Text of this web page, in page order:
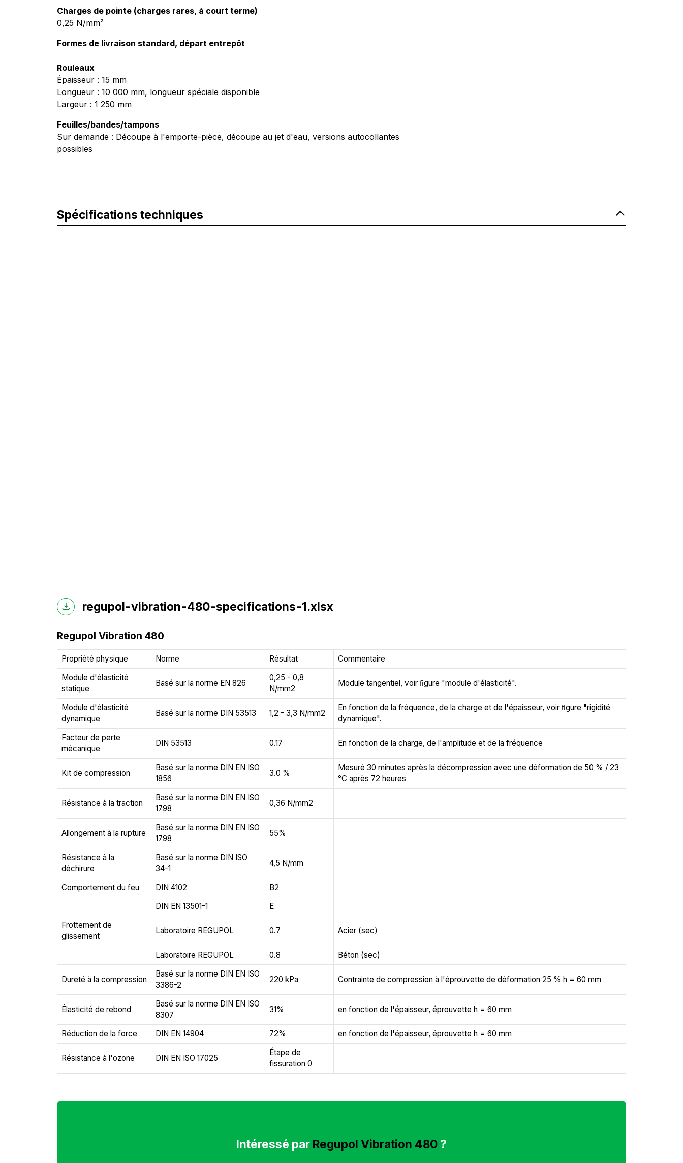
Charges de pointe (charges rares, à court terme)
0,25 N/mm²
Formes de livraison standard, départ entrepôt
Rouleaux
Épaisseur : 15 mm
Longueur : 10 000 mm, longueur spéciale disponible
Largeur : 1 250 mm
Feuilles/bandes/tampons
Sur demande : Découpe à l'emporte-pièce, découpe au jet d'eau, versions autocollantes
possibles
Spécifications techniques
regupol-vibration-480-specifications-1.xlsx
Regupol Vibration 480
Propriété physique Norme Résultat
Commentaire
Module d'élasticité
statique
Basé sur la norme EN 826
0,25 - 0,8
N/mm2
Module tangentiel, voir ﬁgure "module d'élasticité".
Module d'élasticité
dynamique
Basé sur la norme DIN 53513 1,2 - 3,3 N/mm2
En fonction de la fréquence, de la charge et de l'épaisseur, voir ﬁgure "rigidité
dynamique".
Facteur de perte
mécanique
DIN 53513 0.17 En fonction de la charge, de l'amplitude et de la fréquence
Kit de compression
Basé sur la norme DIN EN ISO
1856
3.0 %
Mesuré 30 minutes après la décompression avec une déformation de 50 % / 23
°C après 72 heures
Résistance à la traction
Basé sur la norme DIN EN ISO
1798
0,36 N/mm2
Allongement à la rupture
Basé sur la norme DIN EN ISO
1798
55%
Résistance à la
déchirure
Basé sur la norme DIN ISO
34-1
4,5 N/mm
Comportement du feu DIN 4102
B2
DIN EN 13501-1
E
Frottement de
glissement
Laboratoire REGUPOL 0.7 Acier (sec)
Laboratoire REGUPOL 0.8 Béton (sec)
Dureté à la compression
Basé sur la norme DIN EN ISO
3386-2
220 kPa Contrainte de compression à l'éprouvette de déformation 25 % h = 60 mm
Élasticité de rebond
Basé sur la norme DIN EN ISO
8307
31% en fonction de l'épaisseur, éprouvette h = 60 mm
Réduction de la force DIN EN 14904 72% en fonction de l'épaisseur, éprouvette h = 60 mm
Résistance à l'ozone DIN EN ISO 17025
Étape de
fissuration 0
Intéressé par Regupol Vibration 480 ?